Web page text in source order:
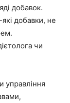
добавок.
добавки, не
чи
управління